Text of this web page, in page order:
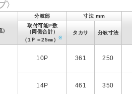
〉
分岐部
寸法 mm
取付可能P数
（両側合計）
（1Ｐ＝25㎜）※
タカサ 分岐寸法
10P 361 250
14P
461 350